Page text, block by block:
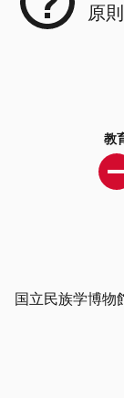
原
教
国立民族学博物